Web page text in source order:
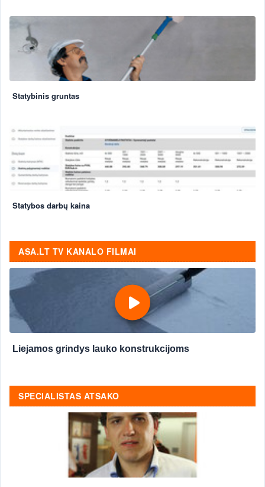
Statybinis gruntas
Statybos darbų kaina
ASA.LT TV KANALO FILMAI
Liejamos grindys lauko konstrukcijoms
SPECIALISTAS ATSAKO